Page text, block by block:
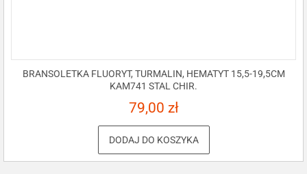
BRANSOLETKA FLUORYT, TURMALIN, HEMATYT 15,5-19,5CM
KAM741 STAL CHIR.
79,00 zł
DODAJ DO KOSZYKA